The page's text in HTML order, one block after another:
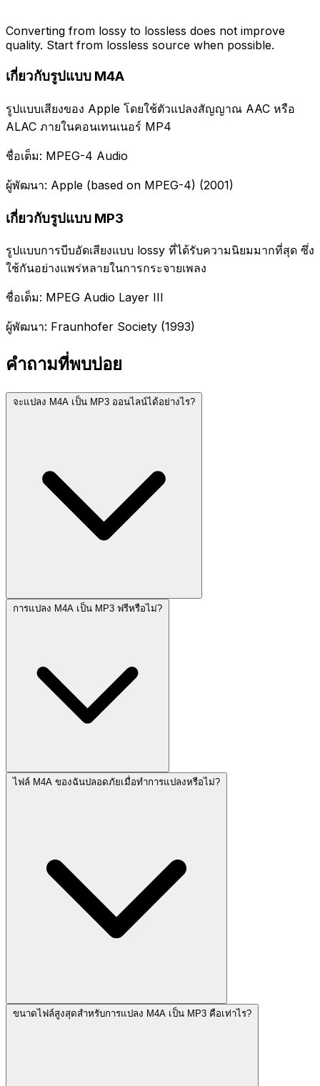
Converting from lossy to lossless does not improve
quality. Start from lossless source when possible.
เกี่ยวกับรูปแบบ M4A
รูปแบบเสียงของ Apple โดยใช้ตัวแปลงสัญญาณ AAC หรือ
ALAC ภายในคอนเทนเนอร์ MP4
ชื่อเต็ม: MPEG-4 Audio
ผู้พัฒนา: Apple (based on MPEG-4) (2001)
เกี่ยวกับรูปแบบ MP3
รูปแบบการบีบอัดเสียงแบบ lossy ที่ได้รับความนิยมมากที่สุด ซึ่ง
ใช้กันอย่างแพร่หลายในการกระจายเพลง
ชื่อเต็ม: MPEG Audio Layer III
ผู้พัฒนา: Fraunhofer Society (1993)
คำถามที่พบบ่อย
จะแปลง M4A เป็น MP3 ออนไลน์ได้อย่างไร?
การแปลง M4A เป็น MP3 ฟรีหรือไม่?
ไฟล์ M4A ของฉันปลอดภัยเมื่อทำการแปลงหรือไม่?
ขนาดไฟล์สูงสุดสำหรับการแปลง M4A เป็น MP3 คือเท่าไร?